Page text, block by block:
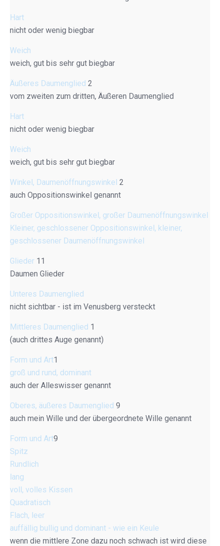
Hart
nicht oder wenig biegbar
Weich
weich, gut bis sehr gut biegbar
Äußeres Daumenglied 2
vom zweiten zum dritten, Äußeren Daumenglied
Hart
nicht oder wenig biegbar
Weich
weich, gut bis sehr gut biegbar
Winkel, Daumenöffnungswinkel 2
auch Oppositionswinkel genannt
Großer Oppositionswinkel, großer Daumenöffnungswinkel
Kleiner, geschlossener Oppositionswinkel, kleiner,
geschlossener Daumenöffnungswinkel
Glieder 11
Daumen Glieder
Unteres Daumenglied
nicht sichtbar - ist im Venusberg versteckt
Mittleres Daumenglied 1
(auch drittes Auge genannt)
Form und Art1
groß und rund, dominant
auch der Alleswisser genannt
Oberes, äußeres Daumenglied 9
auch mein Wille und der übergeordnete Wille genannt
Form und Art9
Spitz
Rundlich
lang
voll, volles Kissen
Quadratisch
Flach, leer
auffällig bullig und dominant - wie ein Keule
wenn die mittlere Zone dazu noch schwach ist wird diese